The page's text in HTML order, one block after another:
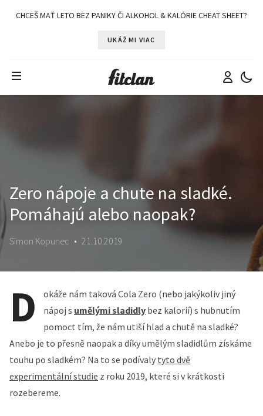
CHCEŠ MAŤ LETO BEZ PANIKY ČI ALKOHOL & KALÓRIE CHEAT SHEET?
UKÁŽ MI VIAC
Zero nápoje a chute na sladké.
Pomáhajú alebo naopak?
Simon Kopunec • 21.10.2019
D
okáže nám taková Cola Zero (nebo jakýkoliv jiný
nápoj s umělými sladidly bez kalorií) s hubnutím
pomoct tím, že nám utiší hlad a chutě na sladké?
Anebo je to přesně naopak a díky umělým sladidlům získáme
touhu po sladkém? Na to se podívaly tyto dvě
experimentální studie z roku 2019, které si v krátkosti
rozebereme.